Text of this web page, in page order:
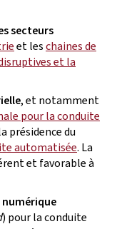
secteurs
et leschaines de
et la
, et notamment
pour la conduite
présidence du
automatisée. La
et favorable à
numérique
) pour la conduite